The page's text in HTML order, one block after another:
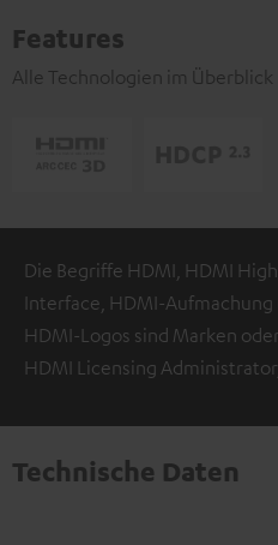
Features
Alle Technologien im Überblick
Die Begriffe HDMI, HDMI
Interface, HDMI-Aufmachung
HDMI-Logos sind Marken
HDMI Licensing
Technische Daten